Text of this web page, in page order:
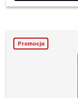
Promocja